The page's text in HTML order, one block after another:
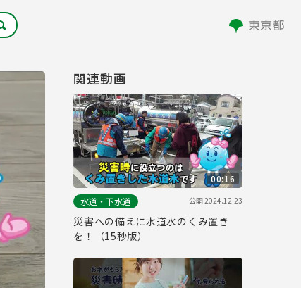
関連動画
00:16
水道・下水道
公開2024.12.23
災害への備えに水道水のくみ置き
を！（15秒版）